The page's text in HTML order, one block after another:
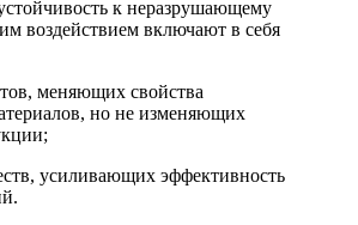
к неразрушающему
воздействием включают в себя
меняющих свойства
но не изменяющих
усиливающих эффективность